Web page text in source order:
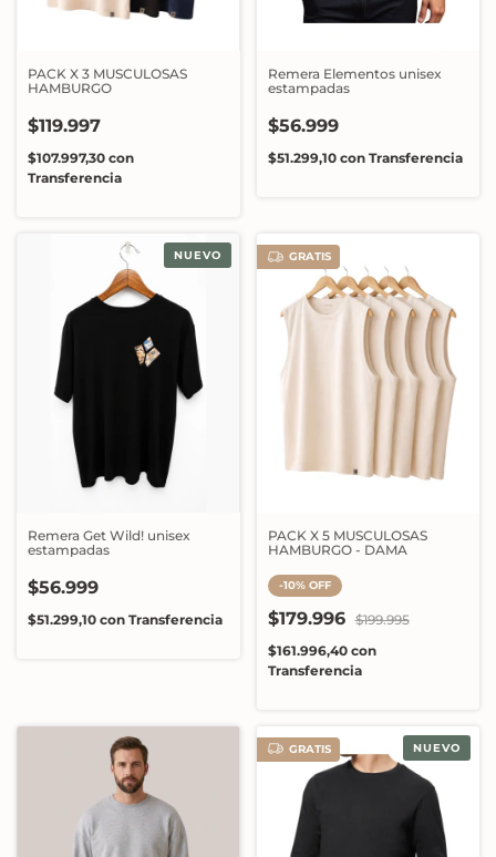
PACK X 3 MUSCULOSAS
HAMBURGO
$119.997
$107.997,30 con
Transferencia
Remera Elementos unisex
estampadas
$56.999
$51.299,10 con Transferencia
NUEVO
Remera Get Wild! unisex
estampadas
$56.999
$51.299,10 con Transferencia
GRATIS
PACK X 5 MUSCULOSAS
HAMBURGO - DAMA
-10% OFF
$179.996 $199.995
$161.996,40 con
Transferencia
GRATIS NUEVO